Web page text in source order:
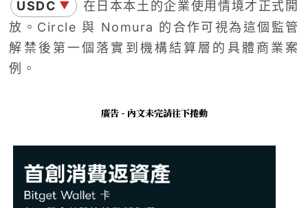
USDC ▼
在日本本土的企業使用情境才正式開
放。Circle 與 Nomura 的合作可視為這個監管
解禁後第一個落實到機構結算層的具體商業案
例。
廣告 - 內文未完請往下捲動